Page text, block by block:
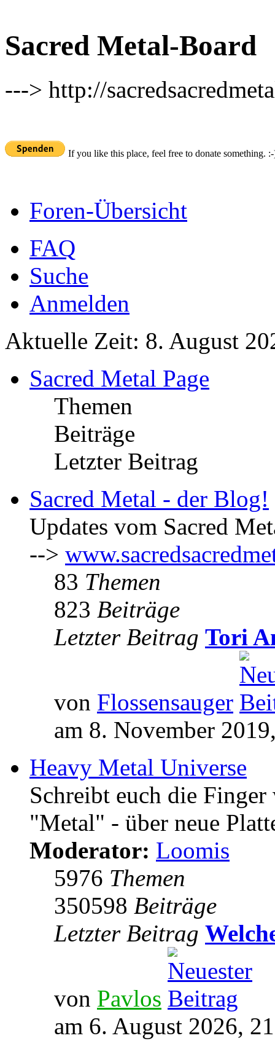
Sacred Metal-Board
---> http://
If you like this place, feel free to donate something.
Foren-Übersicht
FAQ
Suche
Anmelden
Aktuelle Zeit: 8. August
Sacred Metal Page
Themen
Beiträge
Letzter Beitrag
Sacred Metal - der Blog!
Updates vom Sacred
-->
83 Themen
823 Beiträge
Letzter Beitrag Tori
von Flossensauger
am 8. November
Heavy Metal Universe
Schreibt euch die
"Metal" - über neue
Moderator: Loomis
5976 Themen
350598 Beiträge
Letzter Beitrag
von Pavlos
am 6. August 2026,